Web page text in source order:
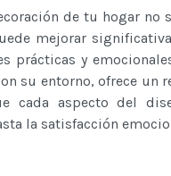
de tu hogar no
mejorar
prácticas y
su entorno, ofrece un
cada aspecto del
la satisfacción